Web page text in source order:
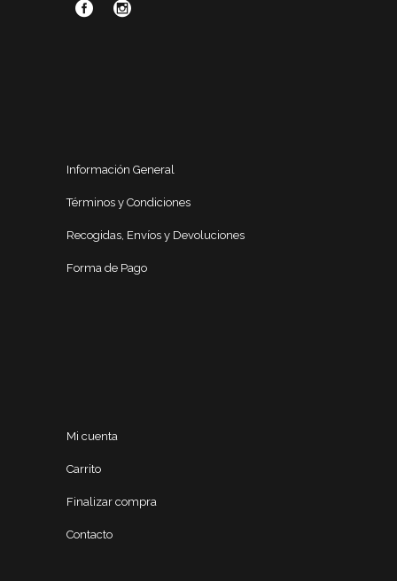
Información General
Términos y Condiciones
Recogidas, Envíos y Devoluciones
Forma de Pago
Mi cuenta
Carrito
Finalizar compra
Contacto